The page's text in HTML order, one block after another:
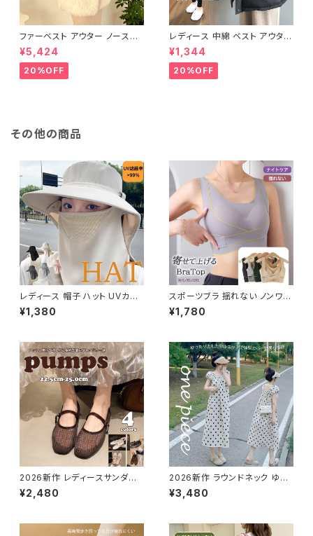
ファーベスト アウター ノースリ
ーブ ショート ベスト 防寒 厚手
ふわふわ ジレ 重ね着
¥5,424
20%OFF
レディース 中綿 ベスト アウター
ノースリーブ ショートベスト 防
寒 軽量 キルティング
¥1,344
20%OFF
その他の商品
レディース 帽子 ハット UVカット
紫外線対策 折りたたみ つば広
遮熱 通気 鼻部通気ネット 首カ
¥1,380
スポーツブラ 揺れない ノンワイ
ヤー バストケア ナイトブラ バス
トアップ
¥1,780
2026新作 レディースサンダル
メッシュ パンプス フラット ペタ
ンコ 透ける 美脚 脚長
¥2,480
2026新作 ラウンドネック ゆっ
たりドット柄 ロングワンピース
綿麻 水玉 パフスリーブ 体系カ
¥3,480